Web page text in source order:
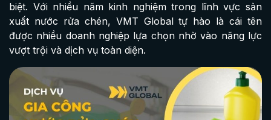
biệt. Với nhiều năm kinh nghiệm trong lĩnh vực sản
xuất nước rửa chén, VMT Global tự hào là cái tên
được nhiều doanh nghiệp lựa chọn nhờ vào năng lực
vượt trội và dịch vụ toàn diện.